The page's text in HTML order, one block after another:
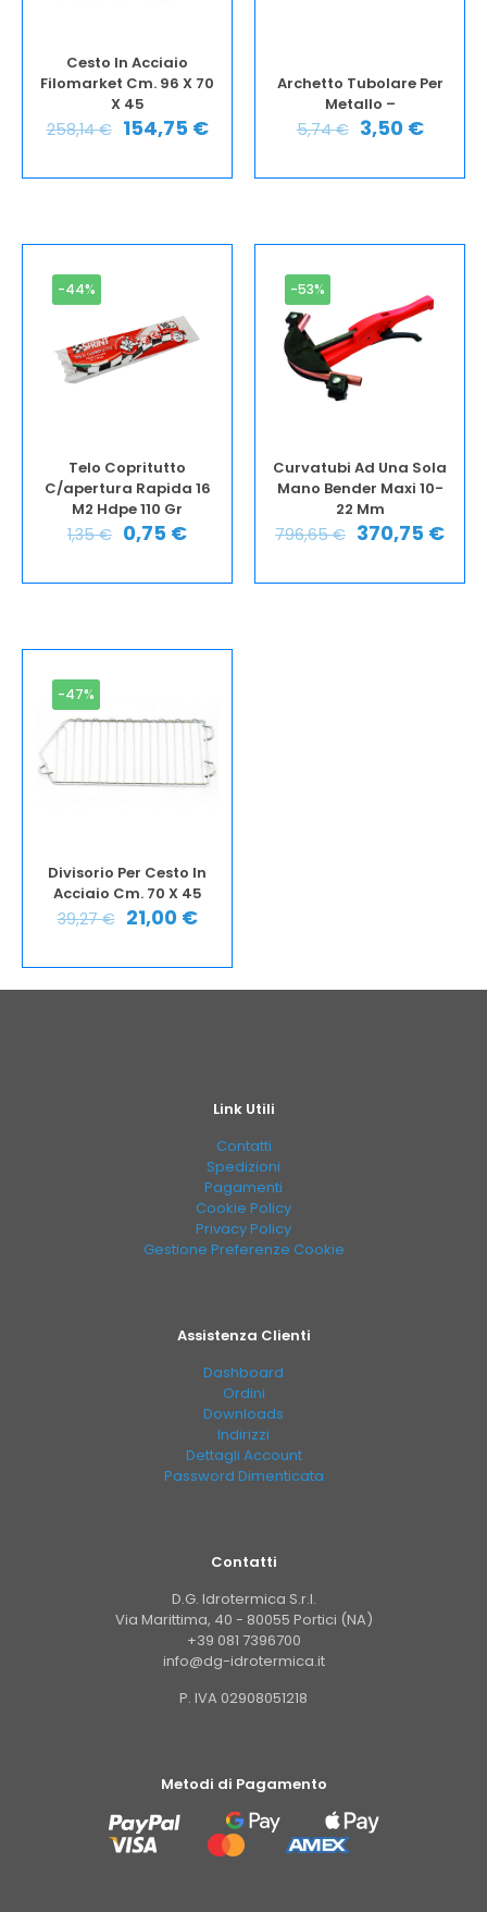
Cesto In Acciaio
Filomarket Cm. 96 X 70
X 45
258,14€ 154,75 €
Archetto Tubolare Per
Metallo –
5,74€ 3,50 €
-44%
Telo Copritutto
C/apertura Rapida 16
M2 Hdpe 110 Gr
1,35€ 0,75 €
-53%
Curvatubi Ad Una Sola
Mano Bender Maxi 10-
22 Mm
796,65€ 370,75 €
-47%
Divisorio Per Cesto In
Acciaio Cm. 70 X 45
39,27€ 21,00 €
Link Utili
Contatti
Spedizioni
Pagamenti
Cookie Policy
Privacy Policy
Gestione Preferenze Cookie
Assistenza Clienti
Dashboard
Ordini
Downloads
Indirizzi
Dettagli Account
Password Dimenticata
Contatti
D.G. Idrotermica S.r.l.
Via Marittima, 40 - 80055 Portici (NA)
+39 081 7396700
info@dg-idrotermica.it
P. IVA 02908051218
Metodi di Pagamento